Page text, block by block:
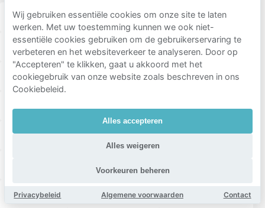
Dutch Pinball Museum Museum Rotterdam
Rivièrahal - Diergaarde Blijdorp
Miniworld Rotterdam Dakpark
Sparta Stadion ‘Het Kasteel’ Erasmus MC
Van Der Valk Hotel Rotterdam - Blijdorp
Wijkpark Oude Westen Rotown
Kruisplein Huis Sonneveld Eendrachtsplein
Wij gebruiken essentiële cookies om onze site te laten
werken. Met uw toestemming kunnen we ook niet-
essentiële cookies gebruiken om de gebruikerservaring te
verbeteren en het websiteverkeer te analyseren. Door op
"Accepteren" te klikken, gaat u akkoord met het
cookiegebruik van onze website zoals beschreven in ons
Cookiebeleid.
Alles accepteren
Alles weigeren
Voorkeuren beheren
Privacybeleid Algemene voorwaarden Contact